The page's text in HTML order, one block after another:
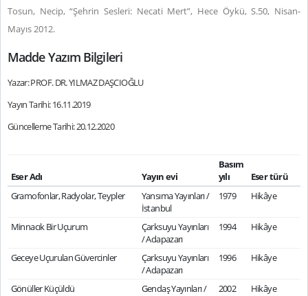
Tosun, Necip, “Şehrin Sesleri: Necati Mert”, Hece Öykü, S.50, Nisan-
Mayıs 2012.
Madde Yazım Bilgileri
Yazar: PROF. DR. YILMAZ DAŞCIOĞLU
Yayın Tarihi: 16.11.2019
Güncelleme Tarihi: 20.12.2020
Eser Adı Yayın evi
Basım
yılı
Eser türü
Gramofonlar, Radyolar, Teypler
Yansıma Yayınları /
İstanbul
1979 Hikâye
Minnacık Bir Uçurum
Çarksuyu Yayınları
/ Adapazarı
1994 Hikâye
Geceye Uçurulan Güvercinler
Çarksuyu Yayınları
/ Adapazarı
1996 Hikâye
Gönüller Küçüldü
Gendaş Yayınları /
2002 Hikâye